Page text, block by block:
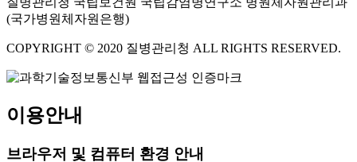
(국가병원체자원은행)
COPYRIGHT © 2020 질병관리청 ALL RIGHTS RESERVED.
이용안내
브라우저 및 컴퓨터 환경 안내